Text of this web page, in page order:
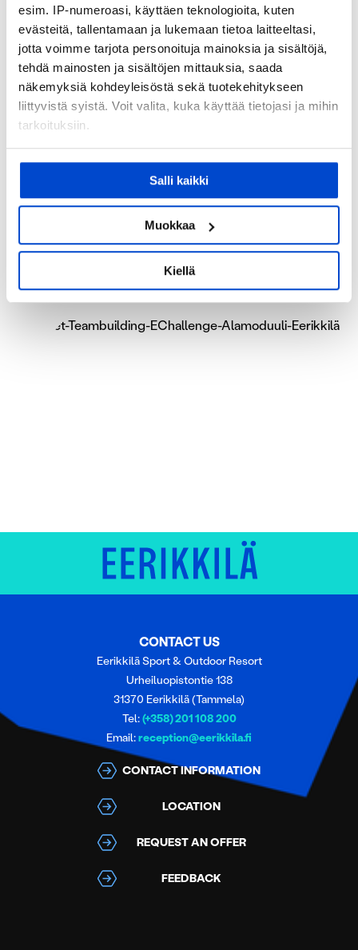
esim. IP-numeroasi, käyttäen teknologioita, kuten
evästeitä, tallentamaan ja lukemaan tietoa laitteeltasi,
jotta voimme tarjota personoituja mainoksia ja sisältöjä,
tehdä mainosten ja sisältöjen mittauksia, saada
näkemyksiä kohdeyleisöstä sekä tuotekehitykseen
liittyvistä syistä. Voit valita, kuka käyttää tietojasi ja mihin
tarkoituksiin.
Jos sallit, haluamme myös tehdä seuraavia:
Kerätä tietoja maantieteellisestä sijainnistasi,
mahdollisesti muutaman metrin tarkkuudella
Tunnistaa laitteesi skannaamalla sen
ominaispiirteitä aktiivisesti (sormenjäljen
Lue lisää siitä, miten henkilötietojasi käsitellään ja miten
voit määrittää asetuksesitiedot-osiossa. Voit muuttaa
suostumustasi tai peruuttaa sen milloin vain
Salli kaikki
Muokkaa
Kiellä
Eerikkilä Challenge
outdoor adventure! Our sales staff is happy to
tell you more about our full day nature
adventure for teams.
CONTACT US
Eerikkilä Sport & Outdoor Resort
Urheiluopistontie 138
31370 Eerikkilä (Tammela)
Tel:(+358) 201 108 200
Email:reception@eerikkila.fi
CONTACT INFORMATION
LOCATION
REQUEST AN OFFER
FEEDBACK